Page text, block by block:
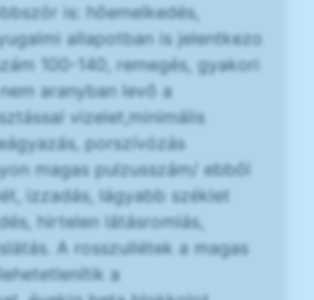
is: hőemelkedés,
allapotban is jelentkezo
100-140, remegés, gyakori
aranyban levő a
vizelet,minimális
porszívózás
magas pulzusszám/ ebből
izzadás, lágyabb széklet
hirtelen látásromlás,
A rosszullétek a magas
a